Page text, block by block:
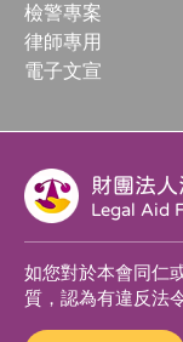
檢警專案
律師專用
電子文宣
財團法
Legal Aid
如您對於本會同仁
質，認為有違反法